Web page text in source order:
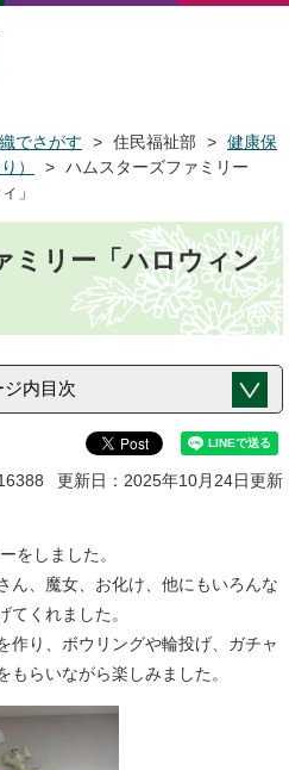
でさがす > 住民福祉部 > 健康保
）
> ハムスターズファミリー
」
ミリー「ハロウィン
ジ内目次
更新日：2025年10月24日更新
をしました。
ん、魔女、お化け、他にもいろんな
くれました。
作り、ボウリングや輪投げ、ガチャ
らいながら楽しみました。